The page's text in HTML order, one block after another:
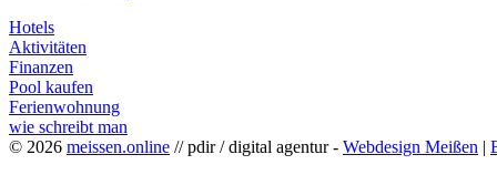
Hotels
Aktivitäten
Finanzen
Pool kaufen
Ferienwohnung
wie schreibt man
© 2026 meissen.online // pdir / digital agentur - Webdesign Meißen |